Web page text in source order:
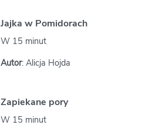
Jajka w Pomidorach
W 15 minut
Autor: Alicja Hojda
Zapiekane pory
W 15 minut